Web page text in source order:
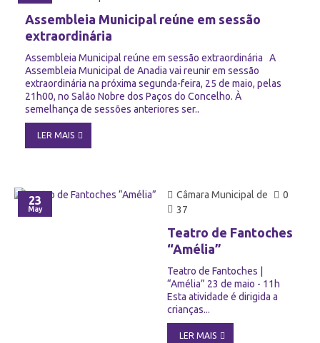
Assembleia Municipal reúne em sessão
extraordinária
Assembleia Municipal reúne em sessão extraordinária A
Assembleia Municipal de Anadia vai reunir em sessão
extraordinária na próxima segunda-feira, 25 de maio, pelas
21h00, no Salão Nobre dos Paços do Concelho. À
semelhança de sessões anteriores ser..
LER MAIS
23
May
Câmara Municipal de
0
37
Teatro de Fantoches
“Amélia”
Teatro de Fantoches |
“Amélia” 23 de maio - 11h
Esta atividade é dirigida a
crianças...
LER MAIS